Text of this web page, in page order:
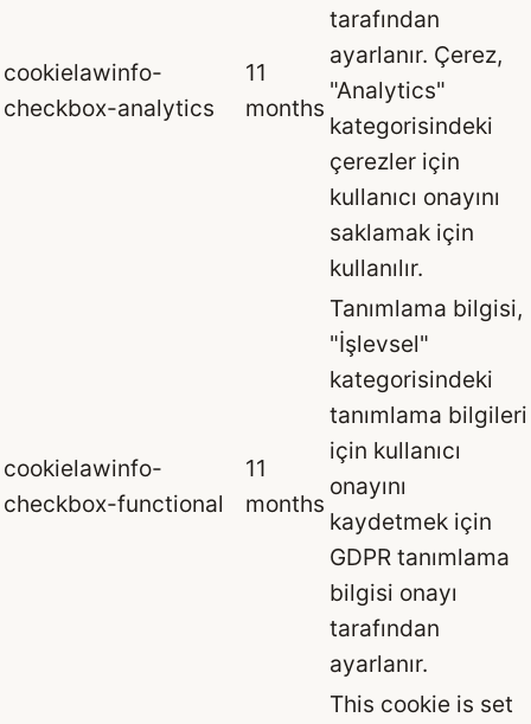
cookielawinfo-
checkbox-analytics
11
months
tarafından
ayarlanır. Çerez,
"Analytics"
kategorisindeki
çerezler için
kullanıcı onayını
saklamak için
kullanılır.
cookielawinfo-
checkbox-functional
11
months
Tanımlama bilgisi,
"İşlevsel"
kategorisindeki
tanımlama bilgileri
için kullanıcı
onayını
kaydetmek için
GDPR tanımlama
bilgisi onayı
tarafından
ayarlanır.
This cookie is set